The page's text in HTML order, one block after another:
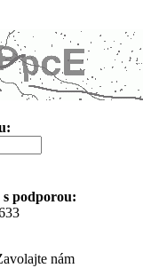
podporou:
nám